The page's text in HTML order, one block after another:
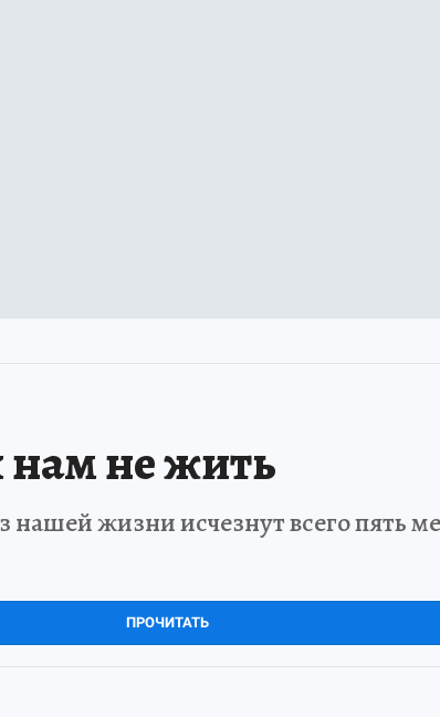
не жить
жизни исчезнут всего пять
ПРОЧИТАТЬ